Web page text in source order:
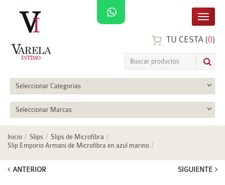
TU CESTA (0)
Seleccionar Categorias
Seleccionar Marcas
Inicio Slips
Slips de Microfibra
Slip Emporio Armani de Microfibra en azul marino
ANTERIOR SIGUIENTE